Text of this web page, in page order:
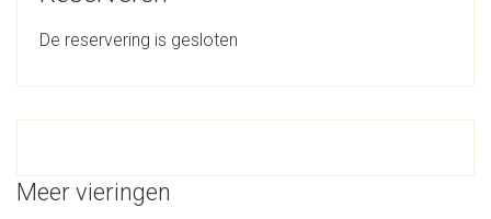
De reservering is gesloten
Meer vieringen